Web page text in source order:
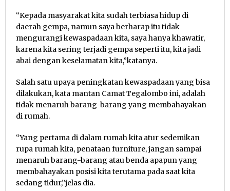
“Kepada masyarakat kita sudah terbiasa hidup di
daerah gempa, namun saya berharap itu tidak
mengurangi kewaspadaan kita, saya hanya khawatir,
karena kita sering terjadi gempa seperti itu, kita jadi
abai dengan keselamatan kita,”katanya.
Salah satu upaya peningkatan kewaspadaan yang bisa
dilakukan, kata mantan Camat Tegalombo ini, adalah
tidak menaruh barang-barang yang membahayakan
di rumah.
“Yang pertama di dalam rumah kita atur sedemikan
rupa rumah kita, penataan furniture, jangan sampai
menaruh barang-barang atau benda apapun yang
membahayakan posisi kita terutama pada saat kita
sedang tidur,”jelas dia.